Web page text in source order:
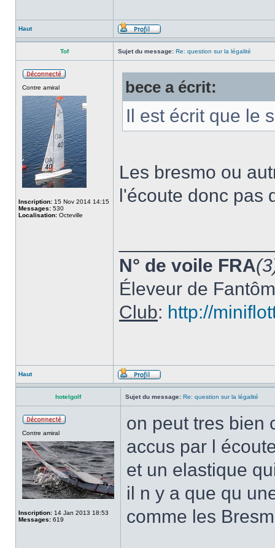
Haut
Tof Sujet du message: Re: question sur la légalité
Contre amiral
Inscription: 15 Nov 2014 14:15
Messages: 530
Localisation: Octeville
bece a écrit:
Il est écrit que le
Les bresmo ou
l'écoute donc pas
N° de voile FRA
Éleveur de
Club: http://
Haut
hotelgolf Sujet du message: Re: question sur la légalité
Contre amiral
Inscription: 14 Jan 2013 18:53
Messages: 619
on peut tres bien
accus par l
et un elastique
il n y a que qu
comme les